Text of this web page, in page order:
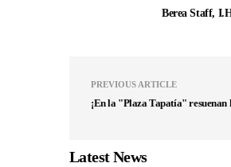
Berea Staff,
PREVIOUS ARTICLE
¡En la "Plaza Tapatía" resuenan
Latest News